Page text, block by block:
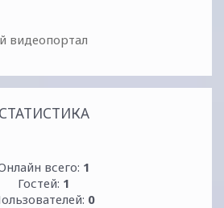
видеопортал
СТАТИСТИКА
всего: 1
Гостей: 1
0